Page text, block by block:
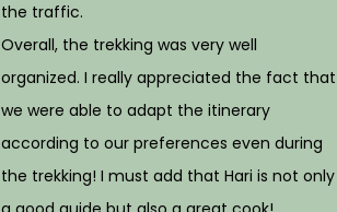
the traffic.
Overall, the trekking was very well
organized. I really appreciated the fact that
we were able to adapt the itinerary
according to our preferences even during
the trekking! I must add that Hari is not only